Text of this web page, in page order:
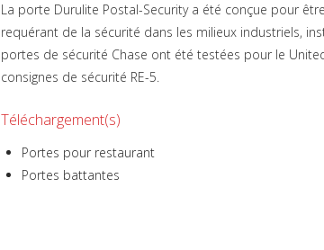
La porte Durulite Postal-Security a été conçue pour
requérant de la sécurité dans les milieux industriels,
portes de sécurité Chase ont été testées pour le
consignes de sécurité RE-5.
Téléchargement(s)
Portes pour restaurant
Portes battantes